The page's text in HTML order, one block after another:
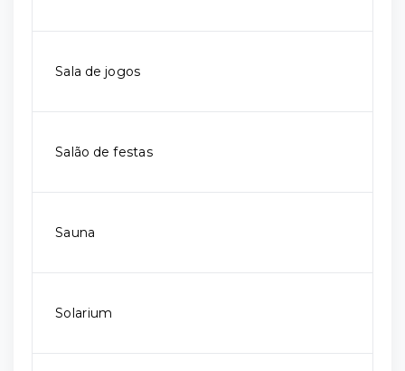
Sala de jogos
Salão de festas
Sauna
Solarium